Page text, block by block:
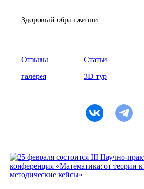
Здоровый образ жизни
Отзывы Статьи
галерея
3D тур